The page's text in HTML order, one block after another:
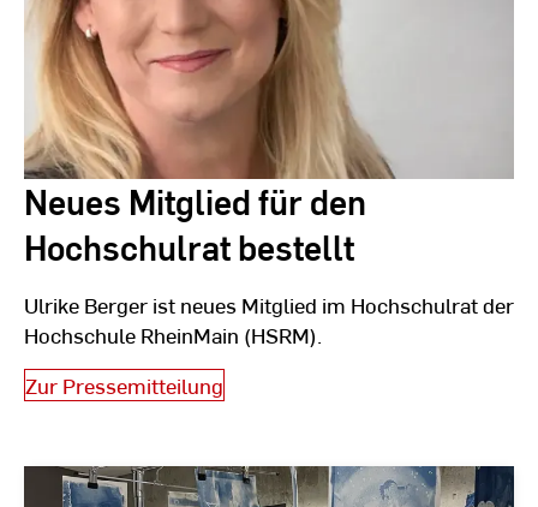
Neues Mitglied für den
Hochschulrat bestellt
Ulrike Berger ist neues Mitglied im Hochschulrat der
Hochschule RheinMain (HSRM).
Zur Pressemitteilung